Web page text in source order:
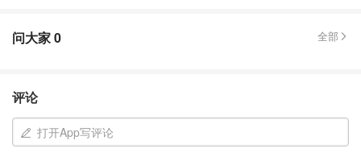
问大家0 全部
评论
打开App写评论